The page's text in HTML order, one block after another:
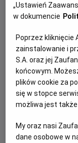
Czytaj więcej
„Ustawień
w dokumencie
Poprzez kliknięcie
zainstalowanie i
S.A. oraz jej
końcowym.
plików cookie za
się w stopce
możliwa jest także
My oraz nasi
dane osobowe w